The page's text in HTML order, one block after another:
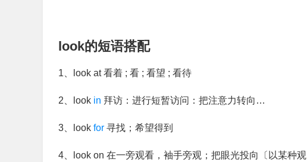
look的短语搭配
1、look at 看着 ; 看 ; 看望 ; 看待
2、look in 拜访：进行短暂访问：把注意力转向…
3、look for 寻找；希望得到
4、look on 在一旁观看，袖手旁观；把眼光投向〔以某种观